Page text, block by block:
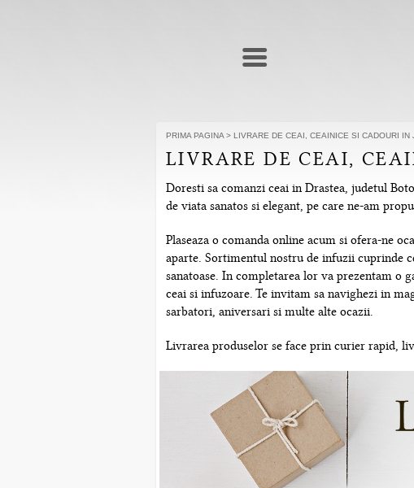
PRIMA PAGINA > LIVRARE DE CEAI, CEAINICE SI CADOURI IN
LIVRARE DE CEAI,
Doresti sa comanzi ceai in Drastea, judetul
de viata sanatos si elegant, pe care ne-am
Plaseaza o comanda online acum si ofera-ne
aparte. Sortimentul nostru de infuzii cuprinde
sanatoase. In completarea lor va prezentam o
ceai si infuzoare. Te invitam sa navighezi in
sarbatori, aniversari si multe alte ocazii.
Livrarea produselor se face prin curier rapid,